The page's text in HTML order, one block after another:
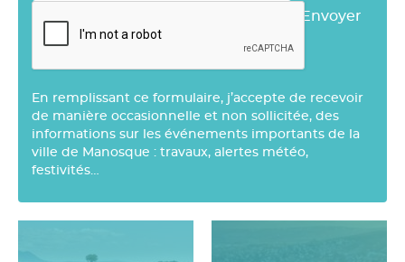
Envoyer
En remplissant ce formulaire, j’accepte de recevoir
de manière occasionnelle et non sollicitée, des
informations sur les événements importants de la
ville de Manosque : travaux, alertes météo,
festivités…